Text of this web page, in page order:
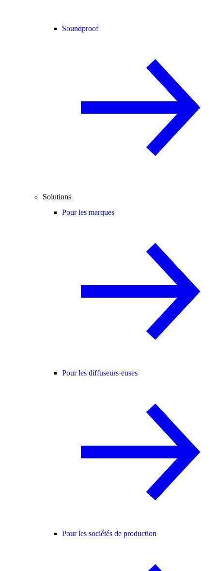
Soundproof
Solutions
Pour les marques
Pour les diffuseurs·euses
Pour les sociétés de production